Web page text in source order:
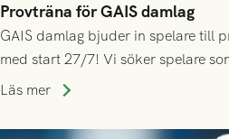
Provträna för GAIS damlag
GAIS damlag bjuder in spelare till
med start 27/7! Vi söker spelare
division 3-nivå.
Läs mer